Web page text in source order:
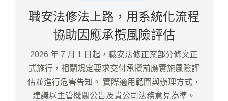
職安法修法上路，用系統化流程
協助因應承攬風險評估
2026 年 7 月 1 日起，職安法修正案部分條文正
式施行，相關規定要求交付承攬前應實施風險評
估並進行危害告知。 實際適用範圍與辦理方式，
建議以主管機關公告及貴公司法務意見為準。